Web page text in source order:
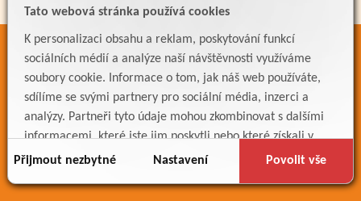
Tato webová stránka používá cookies
K personalizaci obsahu a reklam, poskytování funkcí
sociálních médií a analýze naší návštěvnosti využíváme
soubory cookie. Informace o tom, jak náš web používáte,
sdílíme se svými partnery pro sociální média, inzerci a
analýzy. Partneři tyto údaje mohou zkombinovat s dalšími
informacemi, které jste jim poskytli nebo které získali v
důsledku toho, že používáte jejich služby.
Přijmout nezbytné Nastavení Povolit vše
ODKAZY
Bakaláři
Jídelníček
Meteostanice